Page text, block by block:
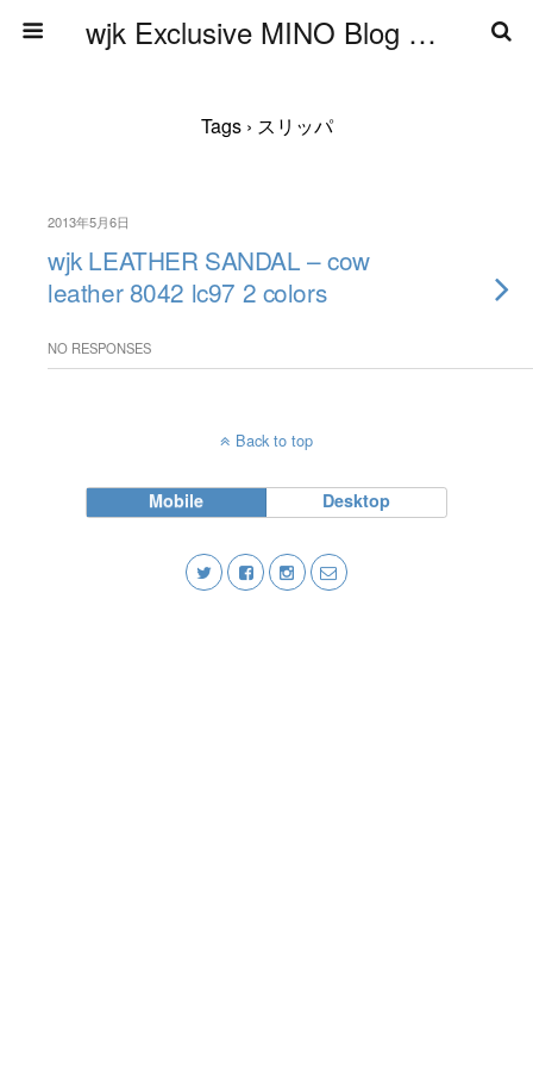
wjk Exclusive MINO Blog ブログ
Tags › スリッパ
2013年5月6日
wjk LEATHER SANDAL – cow
leather 8042 lc97 2 colors
NO RESPONSES
Back to top
Mobile Desktop